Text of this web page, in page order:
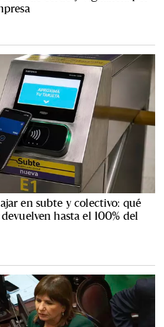
en subte y colectivo: qué
hasta el 100% del